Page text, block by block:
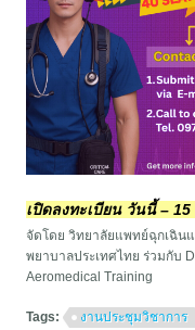
เปิดลงทะเบียน วันนี้ –
จัดโดย วิทยาลัยแพทย์ฉุกเฉิน
พยาบาลประเทศไทย ร่วมกับ
Aeromedical Training
Tags: งานประชุมวิชาการ